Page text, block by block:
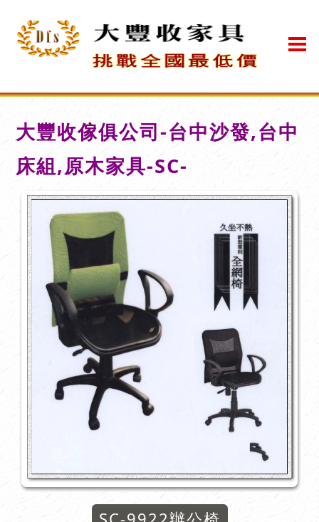
大豐收傢俱公司-台中沙發,台中
床組,原木家具-SC-